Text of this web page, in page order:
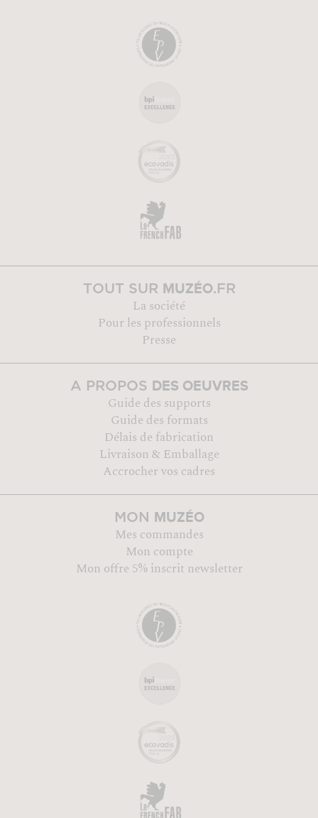
TOUT SUR MUZÉO.FR
La société
Pour les professionnels
Presse
A PROPOS DES OEUVRES
Guide des supports
Guide des formats
Délais de fabrication
Livraison & Emballage
Accrocher vos cadres
MON MUZÉO
Mes commandes
Mon compte
Mon offre 5% inscrit newsletter